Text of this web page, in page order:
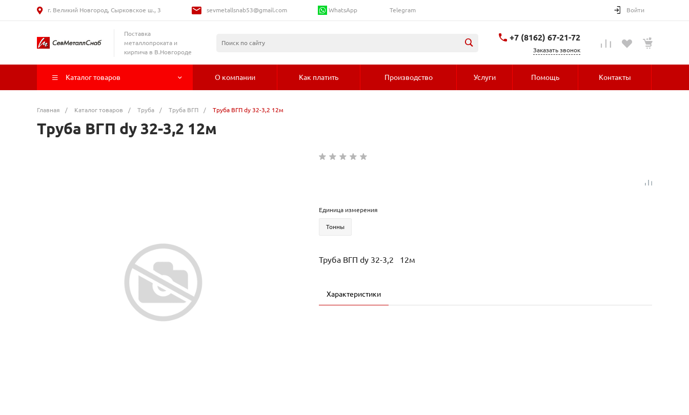
г. Великий Новгород, Сырковское ш., 3 sevmetallsnab53@gmail.com WhatsApp Telegram Войти
Поставка
металлопроката и
кирпича в В.Новгороде
+7 (8162) 67-21-72
Заказать звонок
Каталог товаров О компании Как платить Производство Услуги Помощь Контакты
Главная / Каталог товаров / Труба / Труба ВГП / Труба ВГП dy 32-3,2 12м
Труба ВГП dy 32-3,2 12м
Единица измерения
Тонны
Труба ВГП dy 32-3,2 12м
Характеристики